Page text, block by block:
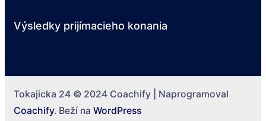
Výsledky prijímacieho konania
Tokajicka 24 © 2024 Coachify | Naprogramoval
Coachify. Beží na WordPress